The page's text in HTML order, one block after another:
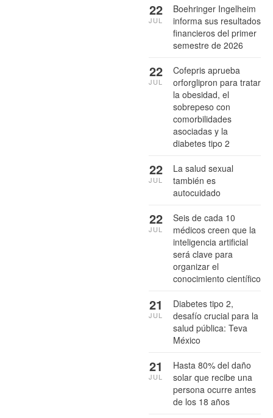
Boehringer Ingelheim
informa sus resultados
financieros del primer
semestre de 2026
22
JUL
Cofepris aprueba
orforglipron para tratar
la obesidad, el
sobrepeso con
comorbilidades
asociadas y la
diabetes tipo 2
22
JUL
La salud sexual
también es
autocuidado
22
JUL
Seis de cada 10
médicos creen que la
inteligencia artificial
será clave para
organizar el
conocimiento científico
22
JUL
Diabetes tipo 2,
desafío crucial para la
salud pública: Teva
México
21
JUL
Hasta 80% del daño
solar que recibe una
persona ocurre antes
de los 18 años
21
JUL